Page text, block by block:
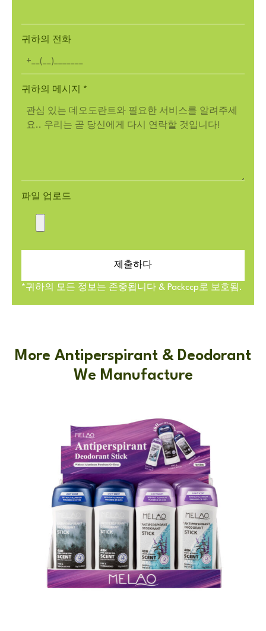
귀하의 전화
귀하의 메시지 *
파일 업로드
제출하다
*귀하의 모든 정보는 존중됩니다 & Packccp로 보호됨.
More Antiperspirant & Deodorant
We Manufacture